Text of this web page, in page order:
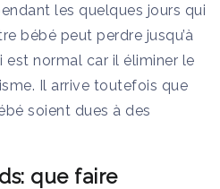
les quelques jours qui
bébé peut perdre jusqu’à
est normal car il éliminer le
Il arrive toutefois que
soient dues à des
que faire